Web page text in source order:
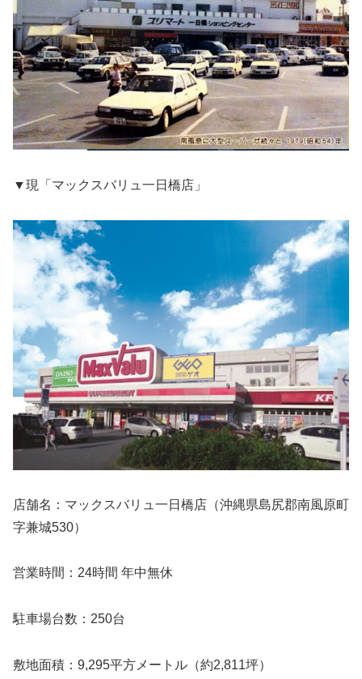
▼現「マックスバリュ一日橋店」
店舗名：マックスバリュ一日橋店（沖縄県島尻郡南風原町
字兼城530）
営業時間：24時間 年中無休
駐車場台数：250台
敷地面積：9,295平方メートル（約2,811坪）